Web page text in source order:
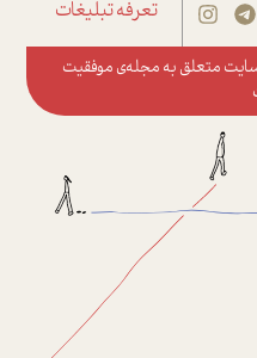
تعرفه تبلیغات
متعلق به مجله‌ی موفقیت